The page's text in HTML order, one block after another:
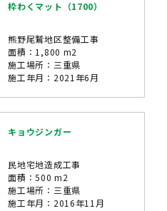
枠わくマット（1700）
熊野尾鷲地区整備工事
面積：1,800 m2
施工場所：三重県
施工年月：2021年6月
キョウジンガー
民地宅地造成工事
面積：500 m2
施工場所：三重県
施工年月：2016年11月